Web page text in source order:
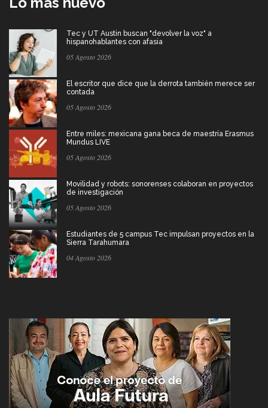
Tec y UT Austin buscan "devolver la voz" a
hispanohablantes con afasia
05 Agosto 2026
El escritor que dice que la derrota también merece ser
contada
05 Agosto 2026
Entre miles: mexicana gana beca de maestría Erasmus
Mundus LIVE
05 Agosto 2026
Movilidad y robots: sonorenses colaboran en proyectos
de investigación
05 Agosto 2026
Estudiantes de 5 campus Tec impulsan proyectos en la
Sierra Tarahumara
04 Agosto 2026